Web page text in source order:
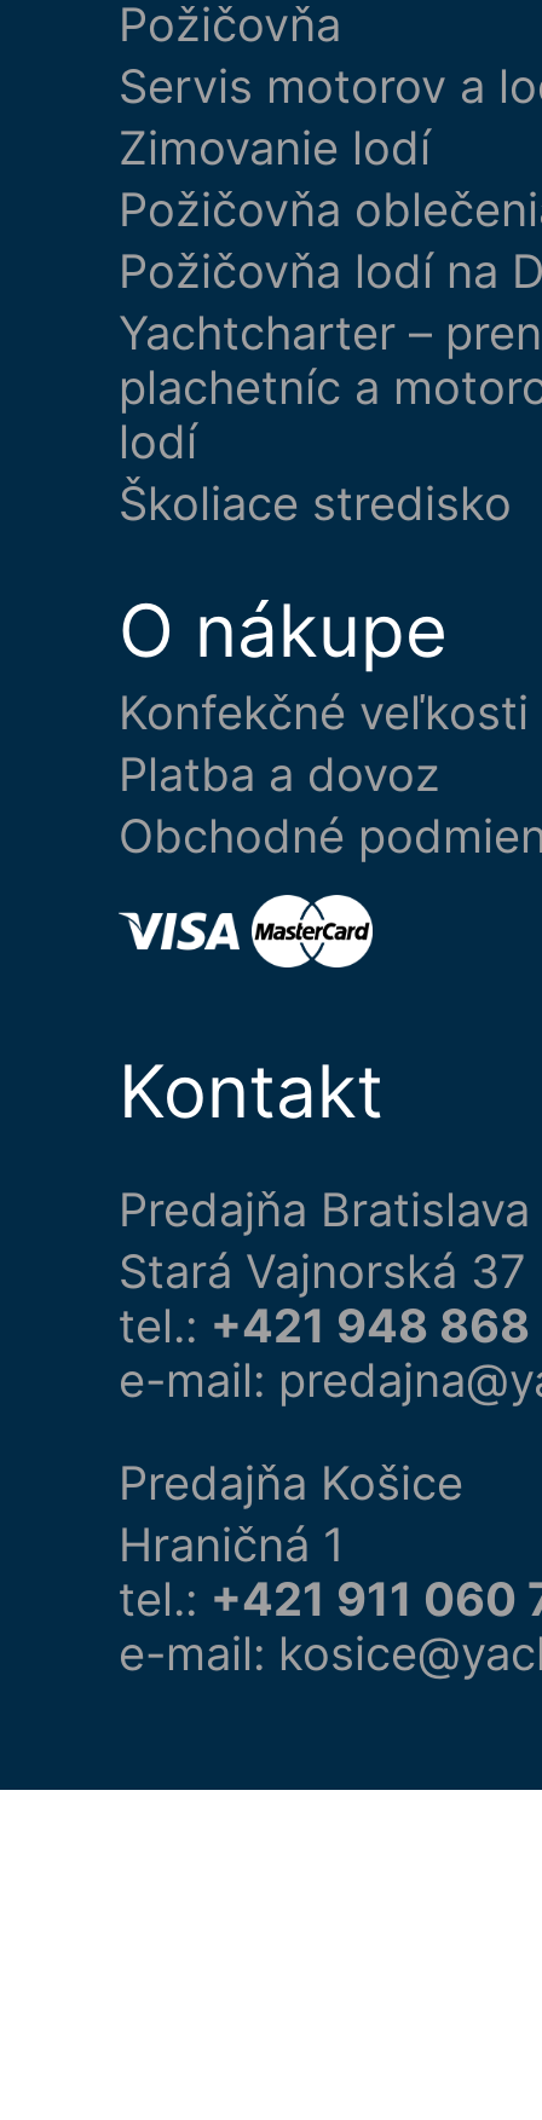
Požičovňa
Servis motorov a
Zimovanie lodí
Požičovňa
Požičovňa lodí na
Yachtcharter –
plachetníc a
lodí
Školiace stredisko
O nákupe
Konfekčné veľkosti
Platba a dovoz
Obchodné
Kontakt
Predajňa Bratislava
Stará Vajnorská 37
tel.: +421 948
e-mail:
Predajňa Košice
Hraničná 1
tel.: +421 911 060
e-mail: